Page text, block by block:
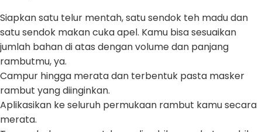
Siapkan satu telur mentah, satu sendok teh madu dan
satu sendok makan cuka apel. Kamu bisa sesuaikan
jumlah bahan di atas dengan volume dan panjang
rambutmu, ya.
Campur hingga merata dan terbentuk pasta masker
rambut yang diinginkan.
Aplikasikan ke seluruh permukaan rambut kamu secara
merata.